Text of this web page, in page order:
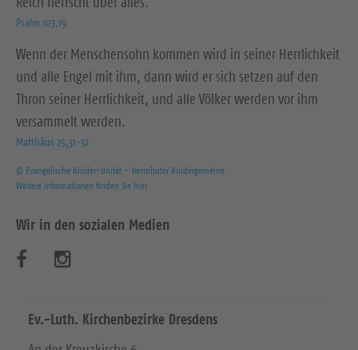
Psalm 103,19
Wenn der Menschensohn kommen wird in seiner Herrlichkeit
und alle Engel mit ihm, dann wird er sich setzen auf den
Thron seiner Herrlichkeit, und alle Völker werden vor ihm
versammelt werden.
Matthäus 25,31-32
© Evangelische Brüder-Unität – Herrnhuter Brüdergemeine
Weitere Informationen finden Sie hier
Wir in den sozialen Medien
s
s
Ev.-Luth. Kirchenbezirke Dresdens